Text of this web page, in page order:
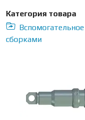
Категория товара
сборками